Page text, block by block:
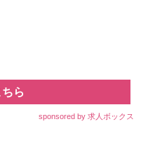
ら
sponsored by 求人ボックス